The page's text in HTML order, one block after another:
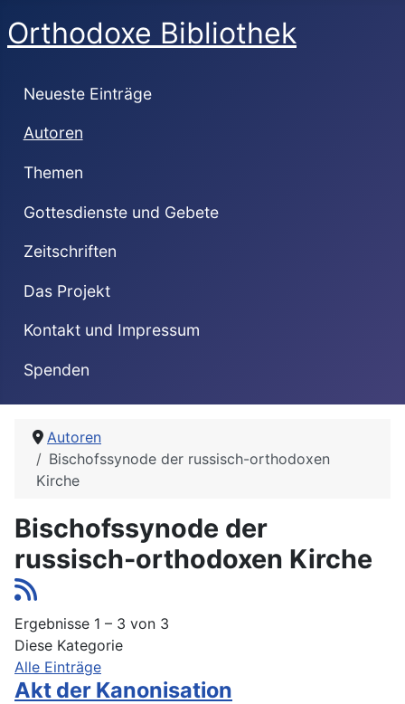
Orthodoxe Bibliothek
Neueste Einträge
Autoren
Themen
Gottesdienste und Gebete
Zeitschriften
Das Projekt
Kontakt und Impressum
Spenden
Autoren
Bischofssynode der russisch-orthodoxen
Kirche
Bischofssynode der
russisch-orthodoxen Kirche
Ergebnisse 1 – 3 von 3
Diese Kategorie
Alle Einträge
Akt der Kanonisation